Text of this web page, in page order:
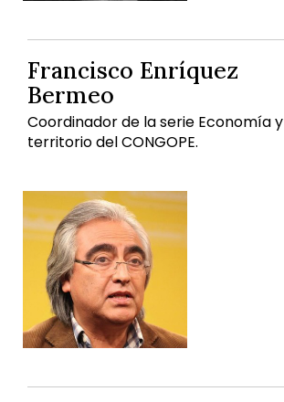
Francisco Enríquez
Bermeo
Coordinador de la serie Economía y
territorio del CONGOPE.